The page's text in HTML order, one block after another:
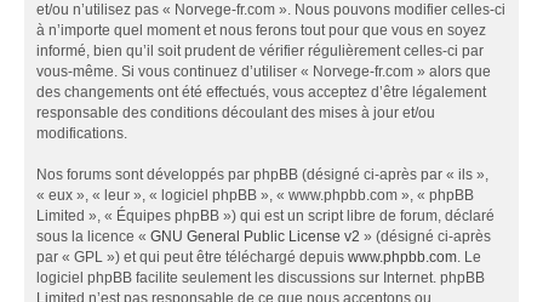
et/ou n’utilisez pas « Norvege-fr.com ». Nous pouvons modifier celles-ci
à n’importe quel moment et nous ferons tout pour que vous en soyez
informé, bien qu’il soit prudent de vérifier régulièrement celles-ci par
vous-même. Si vous continuez d’utiliser « Norvege-fr.com » alors que
des changements ont été effectués, vous acceptez d’être légalement
responsable des conditions découlant des mises à jour et/ou
modifications.
Nos forums sont développés par phpBB (désigné ci-après par « ils »,
« eux », « leur », « logiciel phpBB », « www.phpbb.com », « phpBB
Limited », « Équipes phpBB ») qui est un script libre de forum, déclaré
sous la licence « GNU General Public License v2 » (désigné ci-après
par « GPL ») et qui peut être téléchargé depuis www.phpbb.com. Le
logiciel phpBB facilite seulement les discussions sur Internet. phpBB
Limited n’est pas responsable de ce que nous acceptons ou